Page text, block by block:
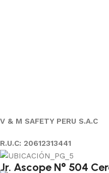
V & M SAFETY PERU S.A.C
R.U.C: 20612313441
Jr. Ascope N° 504